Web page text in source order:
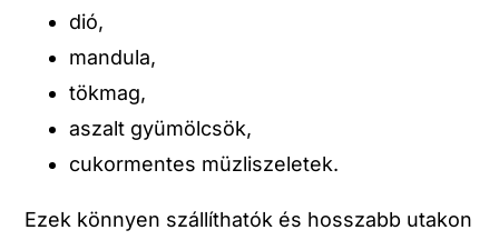
dió,
mandula,
tökmag,
aszalt gyümölcsök,
cukormentes müzliszeletek.
Ezek könnyen szállíthatók és hosszabb utakon